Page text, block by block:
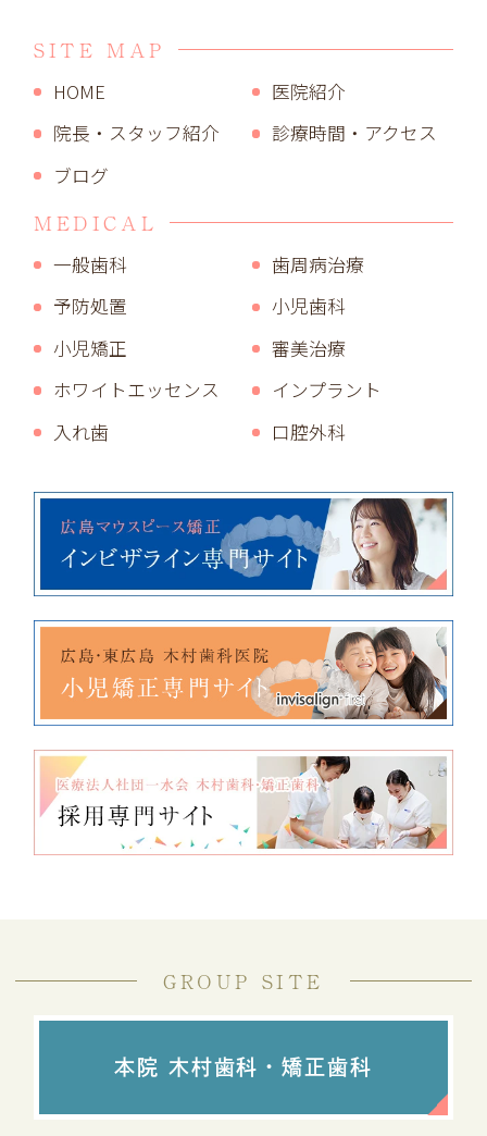
SITE MAP
HOME
医院紹介
院長・スタッフ紹介
診療時間・アクセス
ブログ
MEDICAL
一般歯科
審美治療
歯周病治療
ホワイトエッセンス
予防処置
インプラント
小児歯科
入れ歯
小児矯正
口腔外科
GROUP SITE
本院 木村歯科・矯正歯科